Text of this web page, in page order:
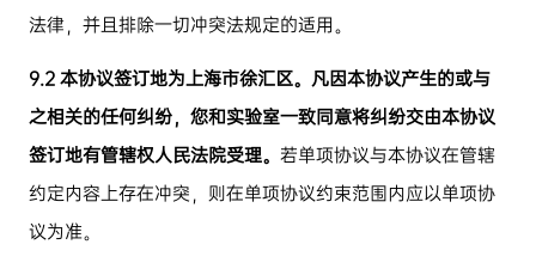
法律，并且排除一切冲突法规定的适用。
9.2本协议签订地为上海市徐汇区。凡因本协议产生的或与
之相关的任何纠纷，您和实验室一致同意将纠纷交由本协议
签订地有管辖权人民法院受理。若单项协议与本协议在管辖
约定内容上存在冲突，则在单项协议约束范围内应以单项协
议为准。